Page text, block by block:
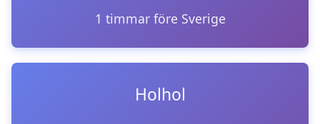
1 timmar före Sverige
Holhol